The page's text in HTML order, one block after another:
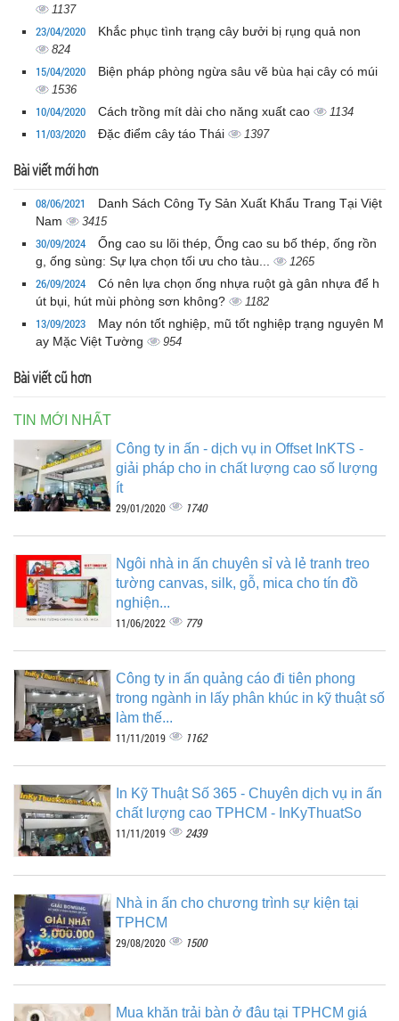
1137
23/04/2020 Khắc phục tình trạng cây bưởi bị rụng quả non
824
15/04/2020 Biện pháp phòng ngừa sâu vẽ bùa hại cây có múi
1536
10/04/2020 Cách trồng mít dài cho năng xuất cao 1134
11/03/2020 Đặc điểm cây táo Thái 1397
Bài viết mới hơn
08/06/2021
Danh Sách Công Ty Sản Xuất Khẩu Trang Tại Việt
Nam
3415
30/09/2024
Ống cao su lõi thép, Ống cao su bố thép, ống rồn
g, ống sùng: Sự lựa chọn tối ưu cho tàu...
1265
26/09/2024
Có nên lựa chọn ống nhựa ruột gà gân nhựa để h
út bụi, hút mùi phòng sơn không?
1182
13/09/2023
May nón tốt nghiệp, mũ tốt nghiệp trạng nguyên M
ay Mặc Việt Tường
954
Bài viết cũ hơn
TIN MỚI NHẤT
Công ty in ấn - dịch vụ in Offset InKTS -
giải pháp cho in chất lượng cao số lượng
ít
29/01/2020 1740
Ngôi nhà in ấn chuyên sỉ và lẻ tranh treo
tường canvas, silk, gỗ, mica cho tín đồ
nghiện...
11/06/2022 779
Công ty in ấn quảng cáo đi tiên phong
trong ngành in lấy phân khúc in kỹ thuật số
làm thế...
11/11/2019 1162
In Kỹ Thuật Số 365 - Chuyên dịch vụ in ấn
chất lượng cao TPHCM - InKyThuatSo
11/11/2019 2439
Nhà in ấn cho chương trình sự kiện tại
TPHCM
29/08/2020 1500
Mua khăn trải bàn ở đâu tại TPHCM giá